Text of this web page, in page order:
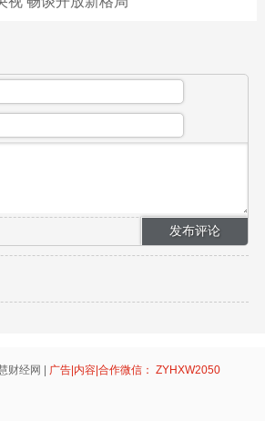
财经网 | 广告|内容|合作微信： ZYHXW2050